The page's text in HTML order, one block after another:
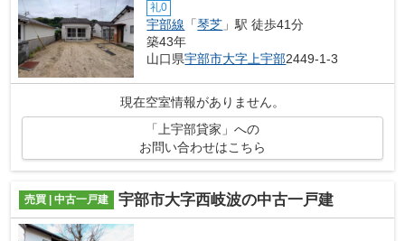
礼0
宇部線 「琴芝 」駅 徒歩41分
築43年
山口県宇部市大字上宇部2449-1-3
現在空室情報がありません。
「上宇部貸家」への
お問い合わせはこちら
売買 | 中古一戸建 宇部市大字西岐波の中古一戸建